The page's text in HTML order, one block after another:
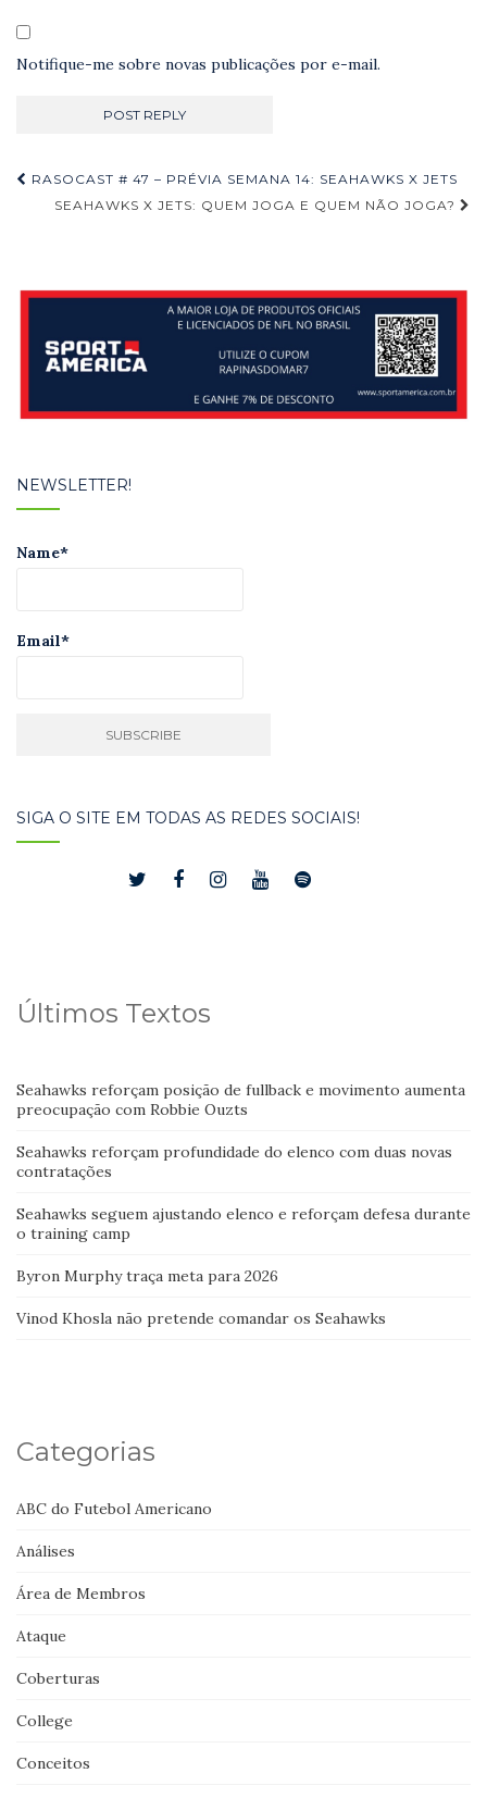
Notifique-me sobre novas publicações por e-mail.
Navegação
RASOCAST # 47 – PRÉVIA SEMANA 14: SEAHAWKS X JETS
SEAHAWKS X JETS: QUEM JOGA E QUEM NÃO JOGA?
NEWSLETTER!
Name*
Email*
SIGA O SITE EM TODAS AS REDES SOCIAIS!
Últimos Textos
Seahawks reforçam posição de fullback e movimento aumenta
preocupação com Robbie Ouzts
Seahawks reforçam profundidade do elenco com duas novas
contratações
Seahawks seguem ajustando elenco e reforçam defesa durante
o training camp
Byron Murphy traça meta para 2026
Vinod Khosla não pretende comandar os Seahawks
Categorias
ABC do Futebol Americano
Análises
Área de Membros
Ataque
Coberturas
College
Conceitos